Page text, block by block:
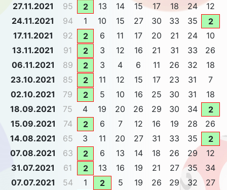
27.11.2021
95 2 13 14 15 17 18 24
12
24.11.2021
94 1 10 15 27 30 33 35
2
17.11.2021
92 2 6 11 17 20 21 24
10
13.11.2021
91 2 3 12 16 21 31 33
26
06.11.2021
89 2 3 4 6 11 26 32
18
23.10.2021
85 2 11 12 15 17 23 31
7
02.10.2021
79 2 5 10 16 25 30 31
18
18.09.2021
75 4 19 20 26 29 30 34
2
15.09.2021
74 2 6 7 12 16 19 28
26
14.08.2021
65 3 11 20 27 31 33 35
2
07.08.2021
63 2 6 13 14 18 26 29
12
31.07.2021
61 2 13 16 19 21 27 35
34
07.07.2021
54 1 2 5 19 26 29 32
27